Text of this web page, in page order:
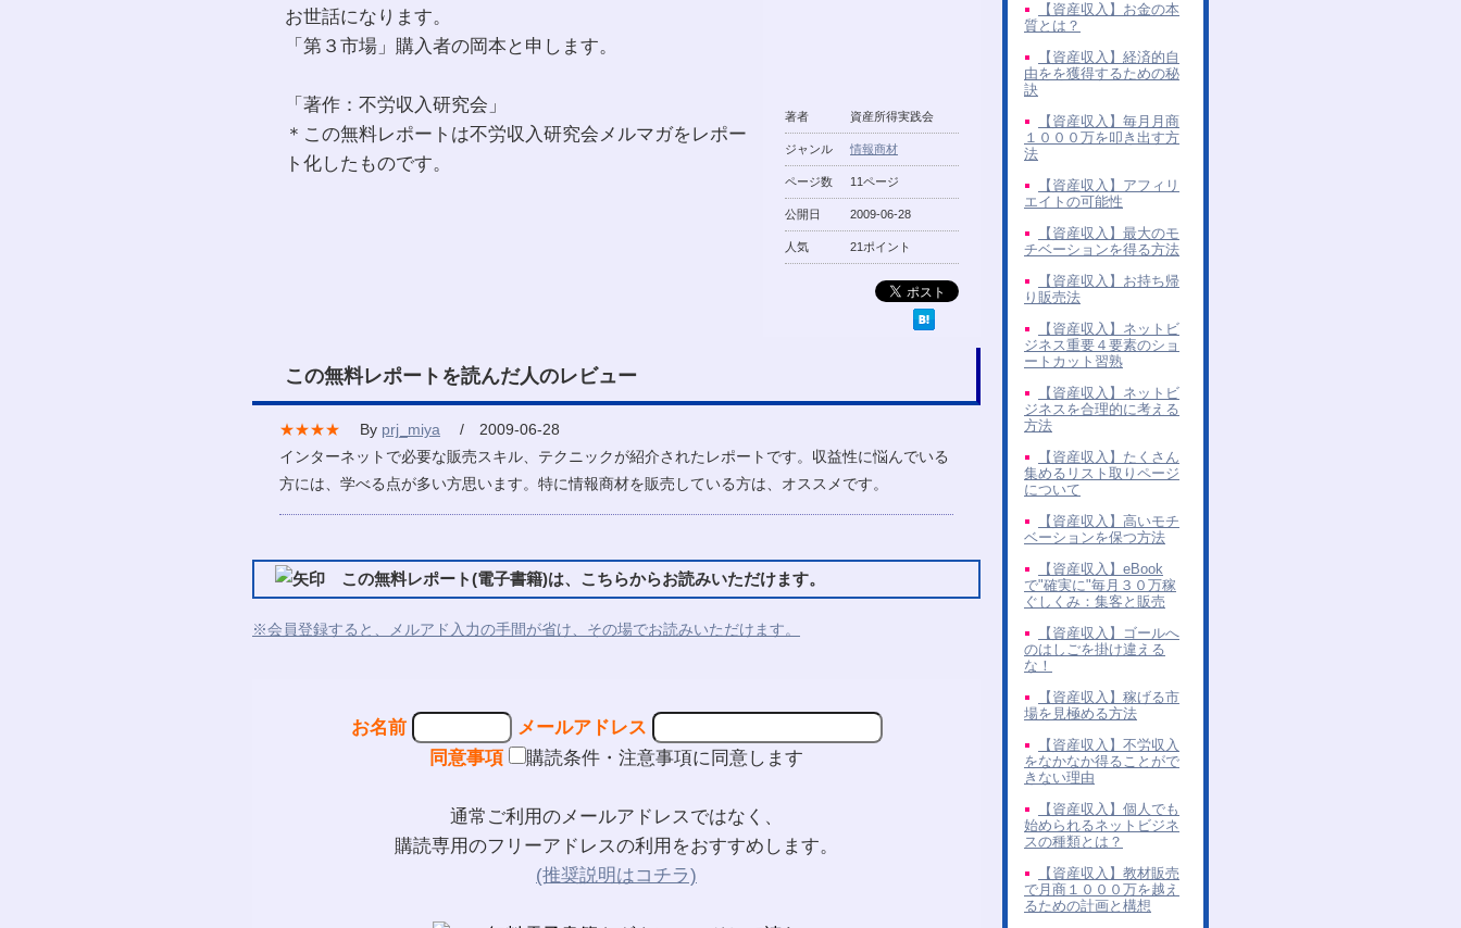
著者 資産所得実践会
ジャンル 情報商材
ページ数 11ページ
公開日 2009-06-28
人気 21ポイント
お世話になります。
「第３市場」購入者の岡本と申します。
「著作：不労収入研究会」
＊この無料レポートは不労収入研究会メルマガをレポー
ト化したものです。
この無料レポートを読んだ人のレビュー
★★★★ By prj_miya / 2009-06-28
インターネットで必要な販売スキル、テクニックが紹介されたレポートです。収益性に悩んでいる
方には、学べる点が多い方思います。特に情報商材を販売している方は、オススメです。
この無料レポート(電子書籍)は、こちらからお読みいただけます。
※会員登録すると、メルアド入力の手間が省け、その場でお読みいただけます。
お名前
メールアドレス
同意事項
購読条件・注意事項に同意します
通常ご利用のメールアドレスではなく、
購読専用のフリーアドレスの利用をおすすめします。
(推奨説明はコチラ)
【資産収入】お金の本
質とは？
【資産収入】経済的自
由をを獲得するための秘
訣
【資産収入】毎月月商
１０００万を叩き出す方
法
【資産収入】アフィリ
エイトの可能性
【資産収入】最大のモ
チベーションを得る方法
【資産収入】お持ち帰
り販売法
【資産収入】ネットビ
ジネス重要４要素のショ
ートカット習熟
【資産収入】ネットビ
ジネスを合理的に考える
方法
【資産収入】たくさん
集めるリスト取りページ
について
【資産収入】高いモチ
ベーションを保つ方法
【資産収入】eBook
で"確実に"毎月３０万稼
ぐしくみ：集客と販売
【資産収入】ゴールへ
のはしごを掛け違える
な！
【資産収入】稼げる市
場を見極める方法
【資産収入】不労収入
をなかなか得ることがで
きない理由
【資産収入】個人でも
始められるネットビジネ
スの種類とは？
【資産収入】教材販売
で月商１０００万を越え
るための計画と構想